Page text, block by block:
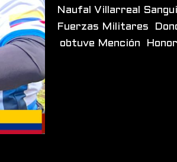
Naufal Villarreal
Fuerzas Militares
obtuve Mención